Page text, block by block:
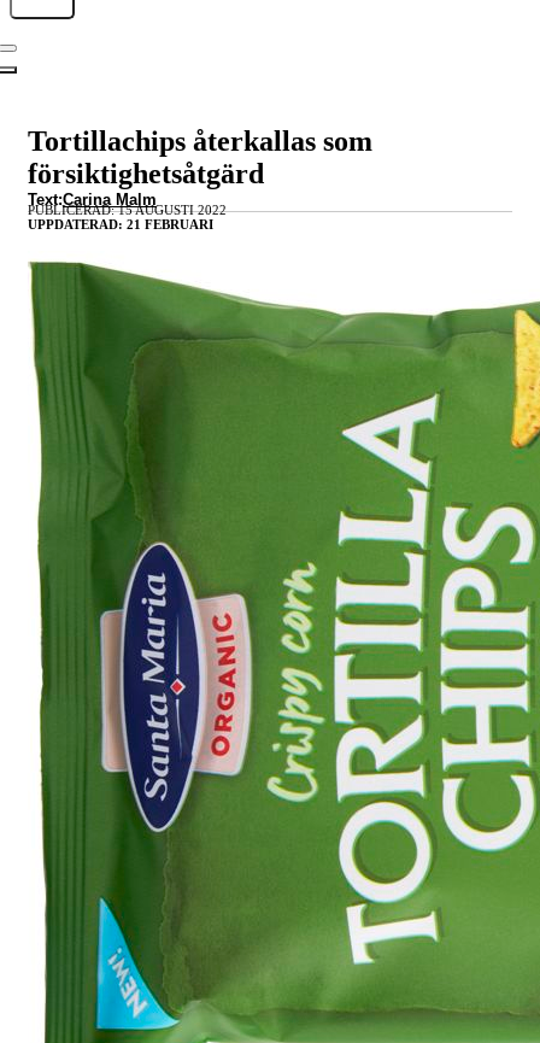
Tortillachips återkallas som
försiktighetsåtgärd
Text:Carina Malm
PUBLICERAD: 15 AUGUSTI 2022
UPPDATERAD: 21 FEBRUARI